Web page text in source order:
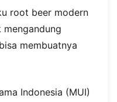
root beer modern
membuatnya
Indonesia (MUI)